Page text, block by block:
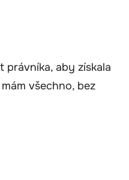
právníka, aby získala
všechno, bez